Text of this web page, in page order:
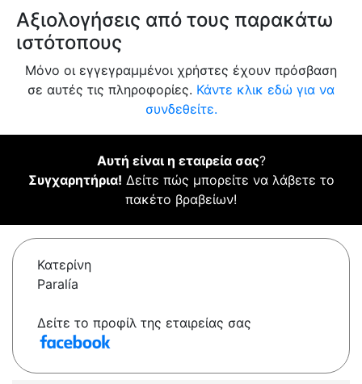
Αξιολογήσεις από τους παρακάτω
ιστότοπους
Μόνο οι εγγεγραμμένοι χρήστες έχουν πρόσβαση
σε αυτές τις πληροφορίες. Κάντε κλικ εδώ για να
συνδεθείτε.
Αυτή είναι η εταιρεία σας?
Συγχαρητήρια! Δείτε πώς μπορείτε να λάβετε το
πακέτο βραβείων!
Κατερίνη
Paralía
Δείτε το προφίλ της εταιρείας σας